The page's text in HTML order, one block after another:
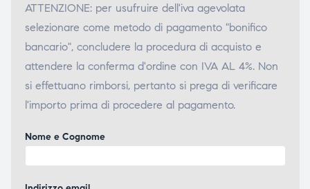
ATTENZIONE: per usufruire dell'iva agevolata
selezionare come metodo di pagamento "bonifico
bancario", concludere la procedura di acquisto e
attendere la conferma d'ordine con IVA AL 4%. Non
si effettuano rimborsi, pertanto si prega di verificare
l'importo prima di procedere al pagamento.
Nome e Cognome